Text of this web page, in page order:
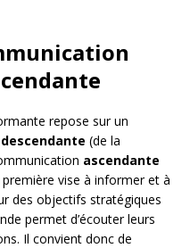
repose sur un
descendante (de la
ascendante
vise à informer et à
des objectifs stratégiques
permet d’écouter leurs
Il convient donc de